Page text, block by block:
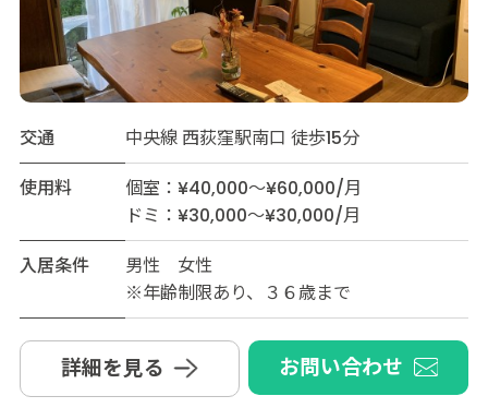
交通
中央線 西荻窪駅南口 徒歩15分
使用料
個室：¥40,000～¥60,000/月
ドミ：¥30,000～¥30,000/月
入居条件
男性 女性
※年齢制限あり、３６歳まで
詳細を見る お問い合わせ